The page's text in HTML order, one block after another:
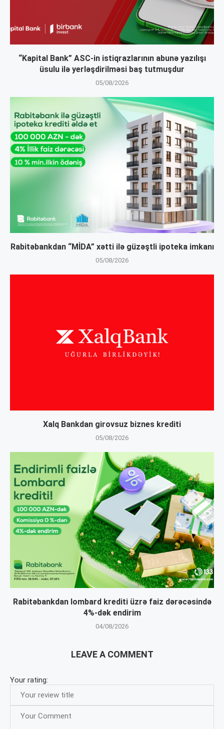
“Kapital Bank” ASC-in istiqrazlarının abunə yazılışı
üsulu ilə yerləşdirilməsi baş tutmuşdur
05/08/2026
Rabitəbankdan “MİDA” xətti ilə güzəştli ipoteka imkanı
05/08/2026
Xalq Bankdan girovsuz biznes krediti
05/08/2026
Rabitəbankdan lombard krediti üzrə faiz dərəcəsində
4%-dək endirim
04/08/2026
LEAVE A COMMENT
Your rating: